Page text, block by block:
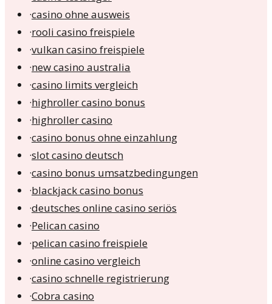
·casino ohne ausweis
·rooli casino freispiele
·vulkan casino freispiele
·new casino australia
·casino limits vergleich
·highroller casino bonus
·highroller casino
·casino bonus ohne einzahlung
·slot casino deutsch
·casino bonus umsatzbedingungen
·blackjack casino bonus
·deutsches online casino seriös
·Pelican casino
·pelican casino freispiele
·online casino vergleich
·casino schnelle registrierung
·Cobra casino